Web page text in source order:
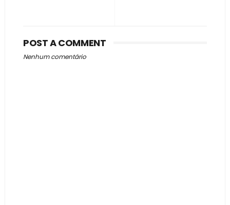
POST A COMMENT
Nenhum comentário